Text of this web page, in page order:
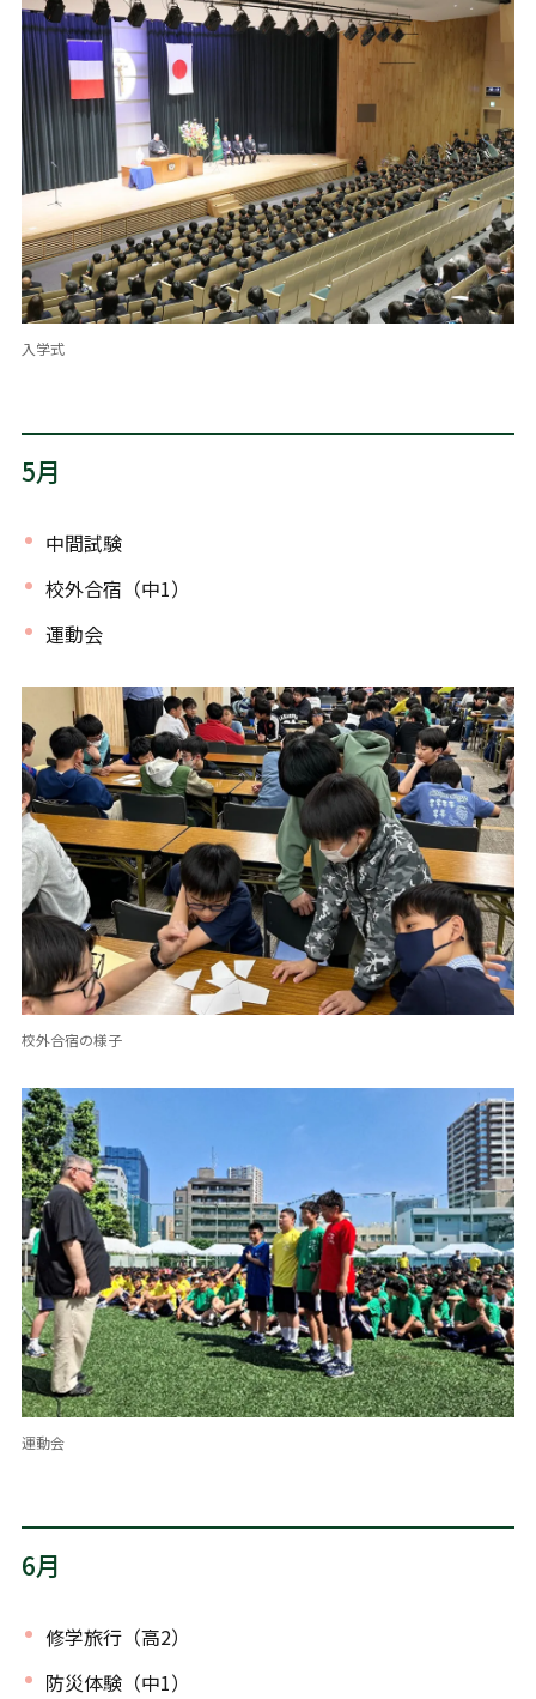
入学式
5月
中間試験
校外合宿（中1）
運動会
校外合宿の様子
運動会
6月
修学旅行（高2）
防災体験（中1）